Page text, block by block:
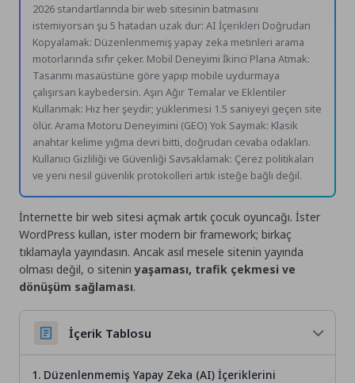
2026 standartlarında bir web sitesinin batmasını
istemiyorsan şu 5 hatadan uzak dur: AI İçerikleri Doğrudan
Kopyalamak: Düzenlenmemiş yapay zeka metinleri arama
motorlarında sıfır çeker. Mobil Deneyimi İkinci Plana Atmak:
Tasarımı masaüstüne göre yapıp mobile uydurmaya
çalışırsan kaybedersin. Aşırı Ağır Temalar ve Eklentiler
Kullanmak: Hız her şeydir; yüklenmesi 1.5 saniyeyi geçen site
ölür. Arama Motoru Deneyimini (GEO) Yok Saymak: Klasik
anahtar kelime yığma devri bitti, doğrudan cevaba odaklan.
Kullanıcı Gizliliği ve Güvenliği Savsaklamak: Çerez politikaları
ve yeni nesil güvenlik protokolleri artık isteğe bağlı değil.
İnternette bir web sitesi açmak artık çocuk oyuncağı. İster
WordPress kullan, ister modern bir framework; birkaç
tıklamayla yayındasın. Ancak asıl mesele sitenin yayında
olması değil, o siteninyaşaması, trafik çekmesi ve
dönüşüm sağlaması.
İçerik Tablosu
1. Düzenlenmemiş Yapay Zeka (AI) İçeriklerini